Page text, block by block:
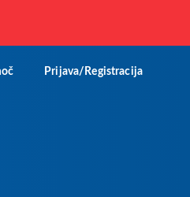
Prijava/Registracija